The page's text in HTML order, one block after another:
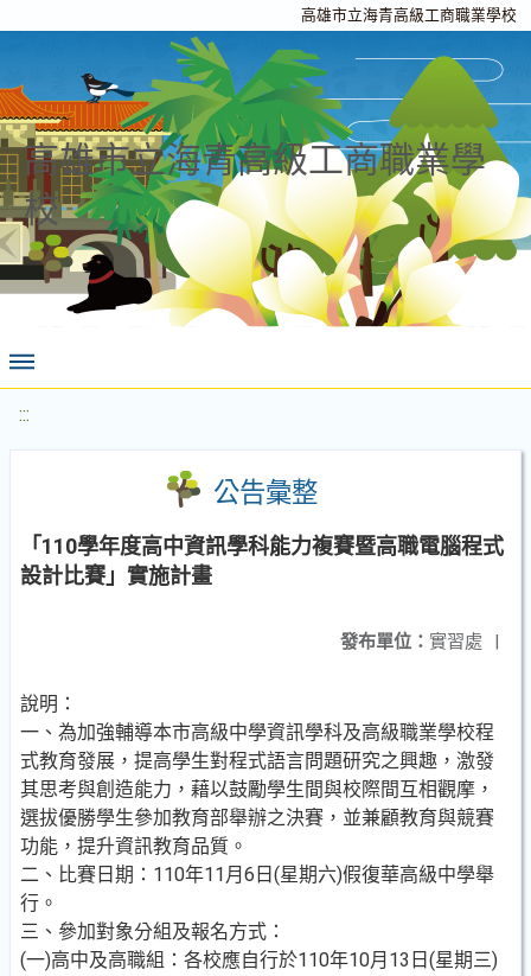
高雄市立海青高級工商職業學校
高雄市立海青高級工商職業學
校
:::
公告彙整
「110學年度高中資訊學科能力複賽暨高職電腦程式
設計比賽」實施計畫
發布單位： 實習處 |
說明：
一、為加強輔導本市高級中學資訊學科及高級職業學校程
式教育發展，提高學生對程式語言問題研究之興趣，激發
其思考與創造能力，藉以鼓勵學生間與校際間互相觀摩，
選拔優勝學生參加教育部舉辦之決賽，並兼顧教育與競賽
功能，提升資訊教育品質。
二、比賽日期：110年11月6日(星期六)假復華高級中學舉
行。
三、參加對象分組及報名方式：
(一)高中及高職組：各校應自行於110年10月13日(星期三)